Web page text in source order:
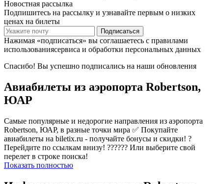
Новостная рассылка
Подпишитесь на рассылку и узнавайте первым о низких
ценах на билеты
Подписаться
Нажимая «подписаться» вы соглашаетесь с правилами
использованиясервиса и обработки персональных данных
Спасибо! Вы успешно подписались на наши обновления
Авиабилеты из аэропорта Robertson,
ЮАР
Самые популярные и недорогие направления из аэропорта
Robertson, ЮАР, в разные точки мира ✅ Покупайте
авиабилеты на biletix.ru - получайте бонусы и скидки! ?
Перейдите по ссылкам внизу! ?????? Или выберите свой
перелет в строке поиска!
Показать полностью